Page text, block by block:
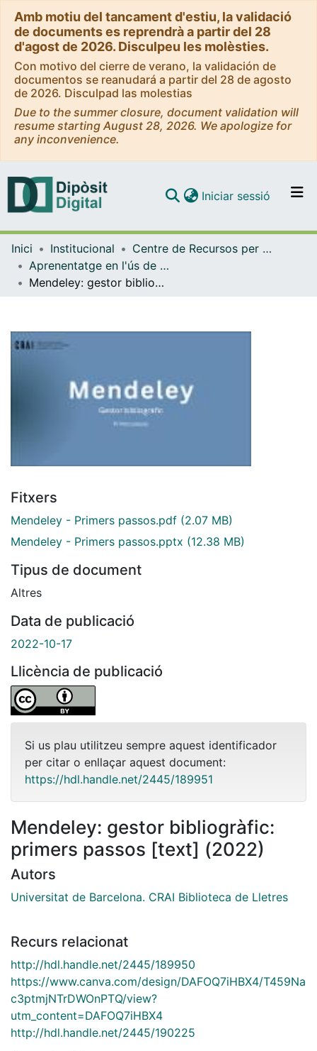
Amb motiu del tancament d'estiu, la validació
de documents es reprendrà a partir del 28
d'agost de 2026. Disculpeu les molèsties.
Con motivo del cierre de verano, la validación de
documentos se reanudará a partir del 28 de agosto
de 2026. Disculpad las molestias
Due to the summer closure, document validation will
resume starting August 28, 2026. We apologize for
any inconvenience.
Navega per tot el DD
Iniciar sessió (current)
Inici Institucional
Centre de Recursos per a l'Aprenentatge i la Investigació (CRAI-UB) - Institucional
Aprenentatge en l'ús de serveis i recursos d'informació: tutorials i guies (CRAI-UB)
Mendeley: gestor bibliogràfic: primers passos [text] (2022)
Fitxers
Mendeley - Primers passos.pdf (2.07 MB)
Mendeley - Primers passos.pptx (12.38 MB)
Tipus de document
Altres
Data de publicació
2022-10-17
Llicència de publicació
Si us plau utilitzeu sempre aquest identificador
per citar o enllaçar aquest document:
https://hdl.handle.net/2445/189951
Mendeley: gestor bibliogràfic:
primers passos [text] (2022)
Autors
Universitat de Barcelona. CRAI Biblioteca de Lletres
Recurs relacionat
http://hdl.handle.net/2445/189950
https://www.canva.com/design/DAFOQ7iHBX4/T459Na
c3ptmjNTrDWOnPTQ/view?
utm_content=DAFOQ7iHBX4
http://hdl.handle.net/2445/190225